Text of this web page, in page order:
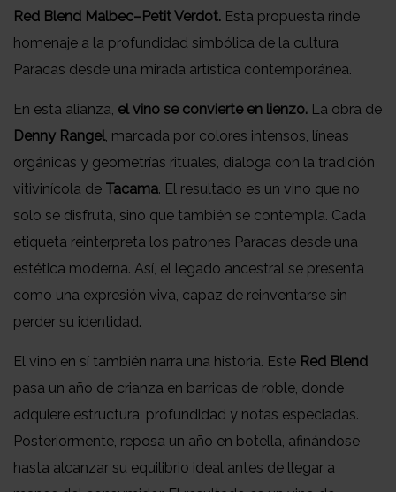
Red Blend Malbec–Petit Verdot. Esta propuesta rinde
homenaje a la profundidad simbólica de la cultura
Paracas desde una mirada artística contemporánea.
En esta alianza, el vino se convierte en lienzo. La obra de
Denny Rangel, marcada por colores intensos, líneas
orgánicas y geometrías rituales, dialoga con la tradición
vitivinícola de Tacama. El resultado es un vino que no
solo se disfruta, sino que también se contempla. Cada
etiqueta reinterpreta los patrones Paracas desde una
estética moderna. Así, el legado ancestral se presenta
como una expresión viva, capaz de reinventarse sin
perder su identidad.
El vino en sí también narra una historia. Este Red Blend
pasa un año de crianza en barricas de roble, donde
adquiere estructura, profundidad y notas especiadas.
Posteriormente, reposa un año en botella, afinándose
hasta alcanzar su equilibrio ideal antes de llegar a